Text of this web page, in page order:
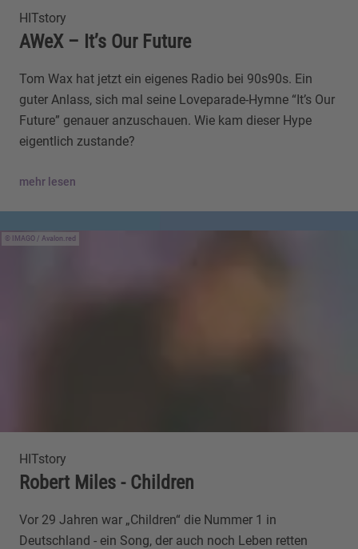
HITstory
AWeX – It’s Our Future
Tom Wax hat jetzt ein eigenes Radio bei 90s90s. Ein
guter Anlass, sich mal seine Loveparade-Hymne “It’s Our
Future” genauer anzuschauen. Wie kam dieser Hype
eigentlich zustande?
mehr lesen
IMAGO / Avalon.red
HITstory
Robert Miles - Children
Vor 29 Jahren war „Children“ die Nummer 1 in
Deutschland - ein Song, der auch noch Leben retten